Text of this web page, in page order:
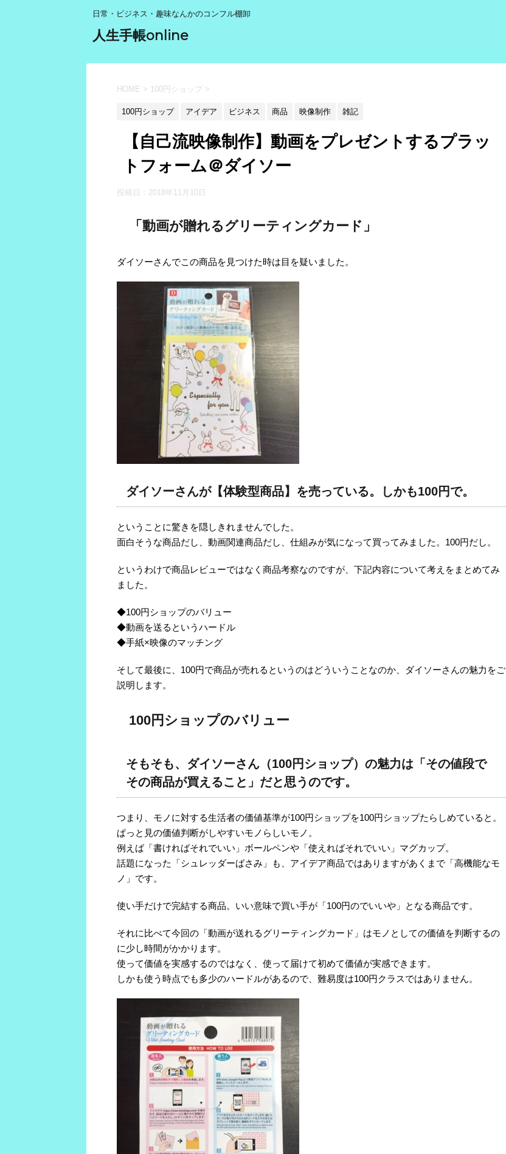
日常・ビジネス・趣味なんかのコンフル棚卸
人生手帳online
HOME > 100円ショップ >
100円ショップ アイデア ビジネス 商品 映像制作 雑記
【自己流映像制作】動画をプレゼントするプラッ
トフォーム＠ダイソー
投稿日： 2018年11月10日
「動画が贈れるグリーティングカード」
ダイソーさんでこの商品を見つけた時は目を疑いました。
ダイソーさんが【体験型商品】を売っている。しかも100円で。
ということに驚きを隠しきれませんでした。
面白そうな商品だし、動画関連商品だし、仕組みが気になって買ってみました。100円だし。
というわけで商品レビューではなく商品考察なのですが、下記内容について考えをまとめてみ
ました。
◆100円ショップのバリュー
◆動画を送るというハードル
◆手紙×映像のマッチング
そして最後に、100円で商品が売れるというのはどういうことなのか、ダイソーさんの魅力をご
説明します。
100円ショップのバリュー
そもそも、ダイソーさん（100円ショップ）の魅力は「その値段で
その商品が買えること」だと思うのです。
つまり、モノに対する生活者の価値基準が100円ショップを100円ショップたらしめていると。
ぱっと見の価値判断がしやすいモノらしいモノ。
例えば「書ければそれでいい」ボールペンや「使えればそれでいい」マグカップ。
話題になった「シュレッダーばさみ」も、アイデア商品ではありますがあくまで「高機能なモ
ノ」です。
使い手だけで完結する商品。いい意味で買い手が「100円のでいいや」となる商品です。
それに比べて今回の「動画が送れるグリーティングカード」はモノとしての価値を判断するの
に少し時間がかかります。
使って価値を実感するのではなく、使って届けて初めて価値が実感できます。
しかも使う時点でも多少のハードルがあるので、難易度は100円クラスではありません。